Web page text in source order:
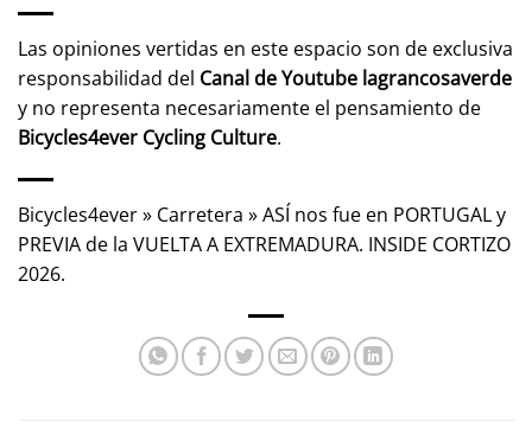
Las opiniones vertidas en este espacio son de exclusiva
responsabilidad del Canal de Youtube lagrancosaverde
y no representa necesariamente el pensamiento de
Bicycles4ever Cycling Culture.
Bicycles4ever» Carretera »ASÍ nos fue en PORTUGAL y
PREVIA de la VUELTA A EXTREMADURA. INSIDE CORTIZO
2026.